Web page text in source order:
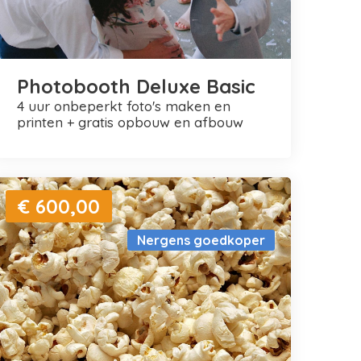
Photobooth Deluxe Basic
4 uur onbeperkt foto's maken en
printen + gratis opbouw en afbouw
Nergens goedkoper
€ 600,00